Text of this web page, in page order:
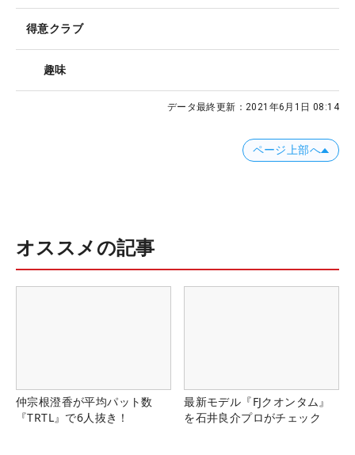
得意クラブ
趣味
データ最終更新： 2021年6月1日 08:14
ページ上部へ
オススメの記事
仲宗根澄香が平均パット数
『TRTL』で6人抜き！
最新モデル『FJクオンタム』
を石井良介プロがチェック